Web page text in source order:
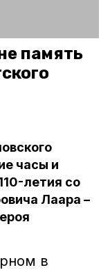
память
часы и
летия со
Лаара –
в